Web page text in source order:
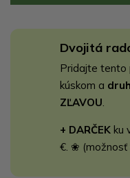
Dvojitá
Pridajte tento
kúskom a
ZĽAVOU
+ DARČEK ku
€. ❀ (možnosť